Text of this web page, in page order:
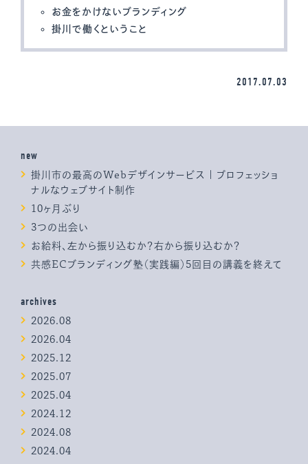
お金をかけないブランディング
掛川で働くということ
2017.07.03
new
掛川市の最高のWebデザインサービス | プロフェッショ
ナルなウェブサイト制作
10ヶ月ぶり
3つの出会い
お給料、左から振り込むか？右から振り込むか？
共感ECブランディング塾（実践編）5回目の講義を終えて
archives
2026.08
2026.04
2025.12
2025.07
2025.04
2024.12
2024.08
2024.04